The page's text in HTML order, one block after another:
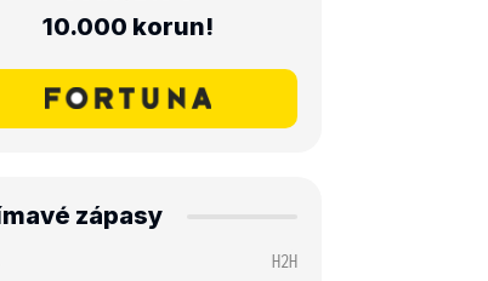
10.000 korun!
zápasy
H2H